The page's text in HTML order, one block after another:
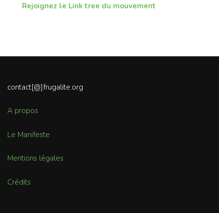
Rejoignez le Link tree du mouvement
contact[@]frugalite.org
A propos
Le Manifeste
Mentions légales
Crédits